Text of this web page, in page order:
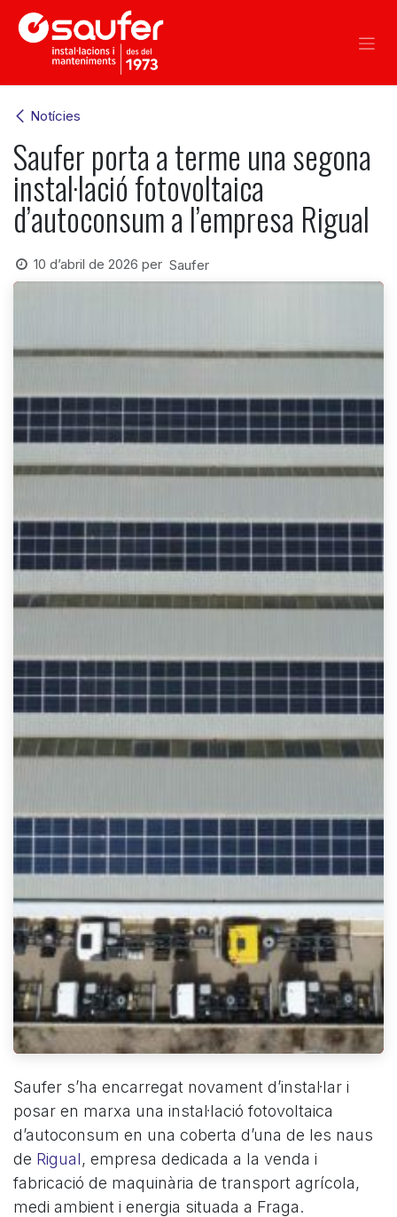
Skip to Content
Notícies
Saufer porta a terme una segona
instal·lació fotovoltaica
d’autoconsum a l’empresa Rigual
10 d’abril de 2026 per Saufer
Saufer s’ha encarregat novament d’instal·lar i
posar en marxa una instal·lació fotovoltaica
d’autoconsum en una coberta d’una de les naus
de Rigual, empresa dedicada a la venda i
fabricació de maquinària de transport agrícola,
medi ambient i energia situada a Fraga.